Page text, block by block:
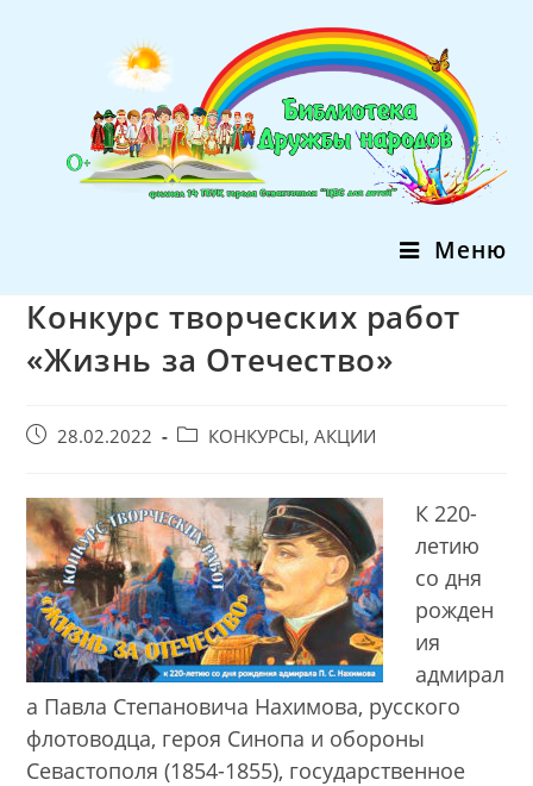
Меню
Конкурс творческих работ
«Жизнь за Отечество»
Запись28.02.2022
PostКОНКУРСЫ, АКЦИИ
К 220-
летию
со дня
рожден
ия
адмирал
а Павла Степановича Нахимова, русского
флотоводца, героя Синопа и обороны
Севастополя (1854-1855), государственное